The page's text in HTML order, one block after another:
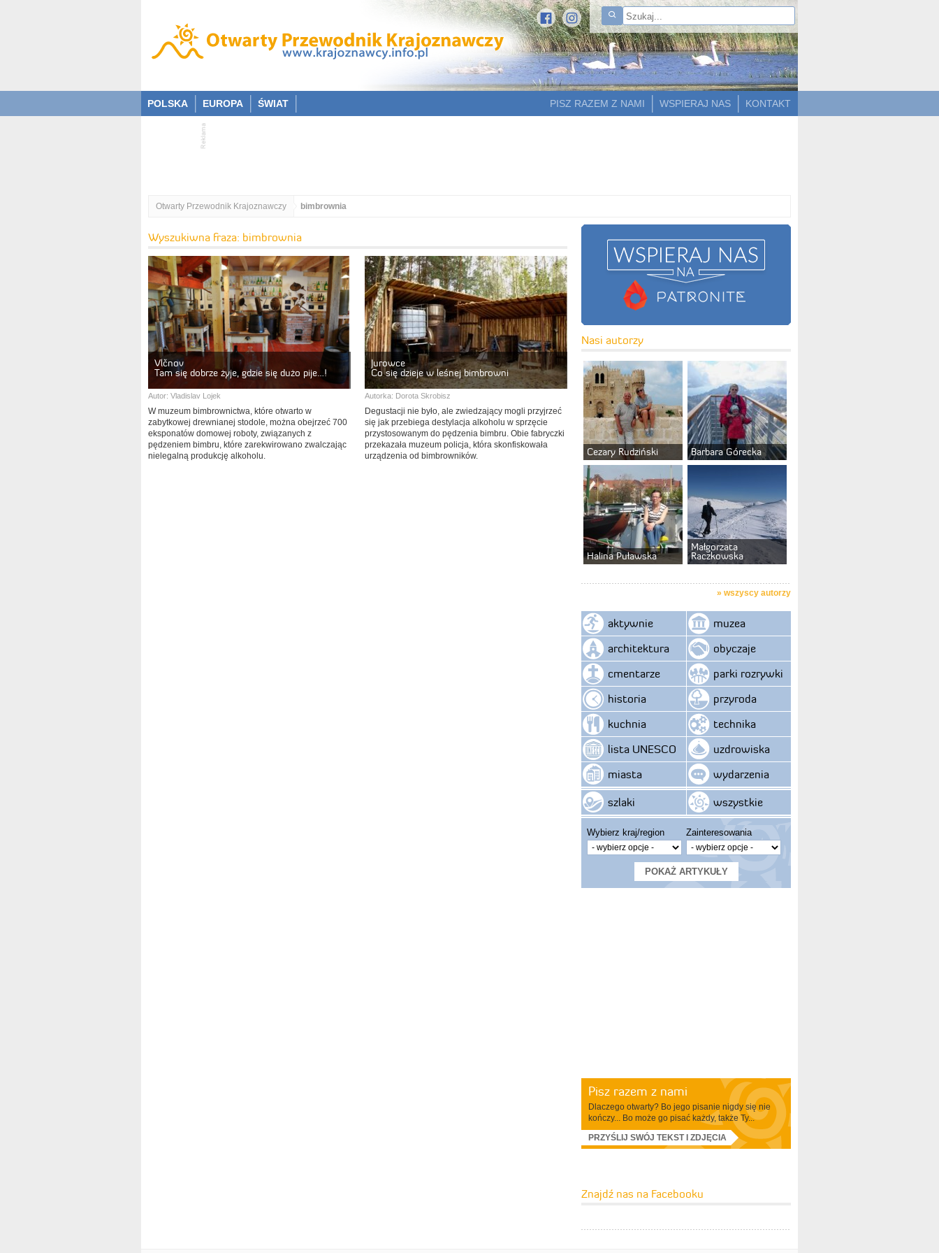
POLSKA EUROPA ŚWIAT KONTAKT
WSPIERAJ NAS
PISZ RAZEM Z NAMI
Otwarty Przewodnik Krajoznawczy bimbrownia
Wyszukiwna fraza: bimbrownia
Vlčnov
Tam się dobrze żyje, gdzie się dużo pije…!
Autor: Vladislav Lojek
W muzeum bimbrownictwa, które otwarto w
zabytkowej drewnianej stodole, można obejrzeć 700
eksponatów domowej roboty, związanych z
pędzeniem bimbru, które zarekwirowano zwalczając
nielegalną produkcję alkoholu.
Jurowce
Co się dzieje w leśnej bimbrowni
Autorka: Dorota Skrobisz
Degustacji nie było, ale zwiedzający mogli przyjrzeć
się jak przebiega destylacja alkoholu w sprzęcie
przystosowanym do pędzenia bimbru. Obie fabryczki
przekazała muzeum policja, która skonfiskowała
urządzenia od bimbrowników.
Nasi autorzy
Cezary Rudziński Barbara Górecka
Halina Puławska
Małgorzata
Raczkowska
» wszyscy autorzy
aktywnie
architektura
cmentarze
historia
kuchnia
lista UNESCO
miasta
szlaki
muzea
obyczaje
parki rozrywki
przyroda
technika
uzdrowiska
wydarzenia
wszystkie
Wybierz kraj/region Zainteresowania
Pisz razem z nami
Dlaczego otwarty? Bo jego pisanie nigdy się nie
kończy... Bo może go pisać każdy, także Ty...
PRZYŚLIJ SWÓJ TEKST I ZDJĘCIA
Znajdź nas na Facebooku